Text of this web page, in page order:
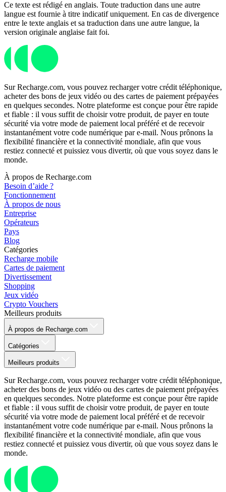
Ce texte est rédigé en anglais. Toute traduction dans une autre
langue est fournie à titre indicatif uniquement. En cas de divergence
entre le texte anglais et sa traduction dans une autre langue, la
version originale anglaise fait foi.
Sur Recharge.com, vous pouvez recharger votre crédit téléphonique,
acheter des bons de jeux vidéo ou des cartes de paiement prépayées
en quelques secondes. Notre plateforme est conçue pour être rapide
et fiable : il vous suffit de choisir votre produit, de payer en toute
sécurité via votre mode de paiement local préféré et de recevoir
instantanément votre code numérique par e-mail. Nous prônons la
flexibilité financière et la connectivité mondiale, afin que vous
restiez connecté et puissiez vous divertir, où que vous soyez dans le
monde.
À propos de Recharge.com
Besoin d’aide ?
Fonctionnement
À propos de nous
Entreprise
Opérateurs
Pays
Blog
Catégories
Recharge mobile
Cartes de paiement
Divertissement
Shopping
Jeux vidéo
Crypto Vouchers
Meilleurs produits
À propos de Recharge.com
Catégories
Meilleurs produits
Sur Recharge.com, vous pouvez recharger votre crédit téléphonique,
acheter des bons de jeux vidéo ou des cartes de paiement prépayées
en quelques secondes. Notre plateforme est conçue pour être rapide
et fiable : il vous suffit de choisir votre produit, de payer en toute
sécurité via votre mode de paiement local préféré et de recevoir
instantanément votre code numérique par e-mail. Nous prônons la
flexibilité financière et la connectivité mondiale, afin que vous
restiez connecté et puissiez vous divertir, où que vous soyez dans le
monde.